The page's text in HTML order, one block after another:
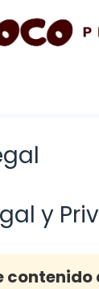
y
contenido